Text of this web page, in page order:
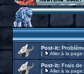
Post-it:
[ Aller à la page:
Post-it: Frais de
[ Aller à la page: